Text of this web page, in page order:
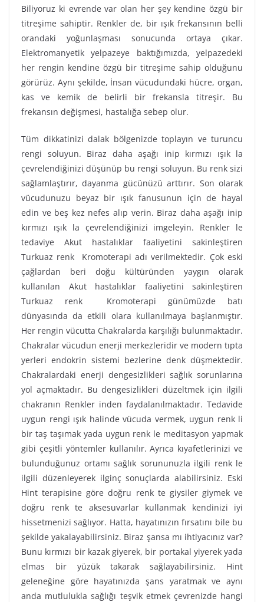
Biliyoruz ki evrende var olan her şey kendine özgü bir
titreşime sahiptir. Renkler de, bir ışık frekansının belli
orandaki yoğunlaşması sonucunda ortaya çıkar.
Elektromanyetik yelpazeye baktığımızda, yelpazedeki
her rengin kendine özgü bir titreşime sahip olduğunu
görürüz. Aynı şekilde, İnsan vücudundaki hücre, organ,
kas ve kemik de belirli bir frekansla titreşir. Bu
frekansın değişmesi, hastalığa sebep olur.
Tüm dikkatinizi dalak bölgenizde toplayın ve turuncu
rengi soluyun. Biraz daha aşağı inip kırmızı ışık la
çevrelendiğinizi düşünüp bu rengi soluyun. Bu renk sizi
sağlamlaştırır, dayanma gücünüzü arttırır. Son olarak
vücudunuzu beyaz bir ışık fanusunun için de hayal
edin ve beş kez nefes alıp verin. Biraz daha aşağı inip
kırmızı ışık la çevrelendiğinizi imgeleyin. Renkler le
tedaviye Akut hastalıklar faaliyetini sakinleştiren
Turkuaz renk Kromoterapi adı verilmektedir. Çok eski
çağlardan beri doğu kültüründen yaygın olarak
kullanılan Akut hastalıklar faaliyetini sakinleştiren
Turkuaz renk Kromoterapi günümüzde batı
dünyasında da etkili olara kullanılmaya başlanmıştır.
Her rengin vücutta Chakralarda karşılığı bulunmaktadır.
Chakralar vücudun enerji merkezleridir ve modern tıpta
yerleri endokrin sistemi bezlerine denk düşmektedir.
Chakralardaki enerji dengesizlikleri sağlık sorunlarına
yol açmaktadır. Bu dengesizlikleri düzeltmek için ilgili
chakranın Renkler inden faydalanılmaktadır. Tedavide
uygun rengi ışık halinde vücuda vermek, uygun renk li
bir taş taşımak yada uygun renk le meditasyon yapmak
gibi çeşitli yöntemler kullanılır. Ayrıca kıyafetlerinizi ve
bulunduğunuz ortamı sağlık sorununuzla ilgili renk le
ilgili düzenleyerek ilginç sonuçlarda alabilirsiniz. Eski
Hint terapisine göre doğru renk te giysiler giymek ve
doğru renk te aksesuvarlar kullanmak kendinizi iyi
hissetmenizi sağlıyor. Hatta, hayatınızın fırsatını bile bu
şekilde yakalayabilirsiniz. Biraz şansa mı ihtiyacınız var?
Bunu kırmızı bir kazak giyerek, bir portakal yiyerek yada
elmas bir yüzük takarak sağlayabilirsiniz. Hint
geleneğine göre hayatınızda şans yaratmak ve aynı
anda mutlulukla sağlığı teşvik etmek çevrenizde hangi